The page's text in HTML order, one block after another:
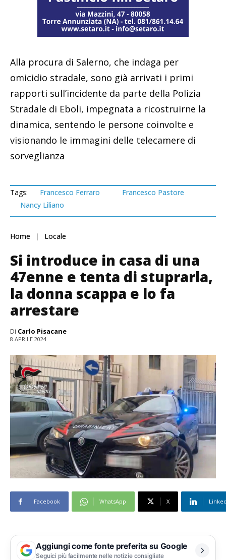
Alla procura di Salerno, che indaga per
omicidio stradale, sono già arrivati i primi
rapporti sull’incidente da parte della Polizia
Stradale di Eboli, impegnata a ricostruirne la
dinamica, sentendo le persone coinvolte e
visionando le immagini delle telecamere di
sorveglianza
Tags: Francesco Ferraro
Francesco Pastore
Nancy Liliano
Home Locale
Si introduce in casa di una
47enne e tenta di stuprarla,
la donna scappa e lo fa
arrestare
Di Carlo Pisacane
8 APRILE 2024
Facebook WhatsApp X
Aggiungi come fonte preferita su Google
Seguici più facilmente nelle notizie consigliate